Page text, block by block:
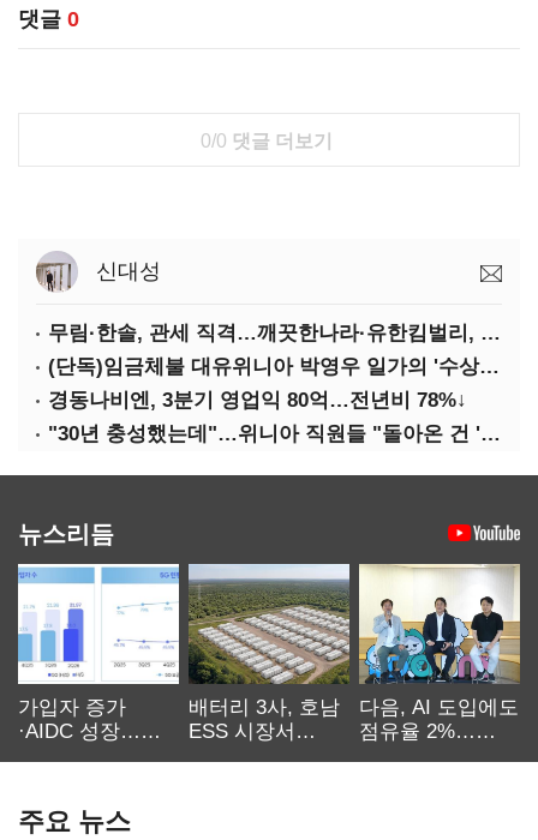
댓글 0
0/0 댓글 더보기
신대성
무림·한솔, 관세 직격…깨끗한나라·유한킴벌리, 수익성 악화
(단독)임금체불 대유위니아 박영우 일가의 '수상한 별장'
경동나비엔, 3분기 영업익 80억…전년비 78%↓
"30년 충성했는데"…위니아 직원들 "돌아온 건 '배신'"
뉴스리듬
가입자 증가
·AIDC 성장…
배터리 3사, 호남
ESS 시장서
다음, AI 도입에도
점유율 2%…
주요 뉴스